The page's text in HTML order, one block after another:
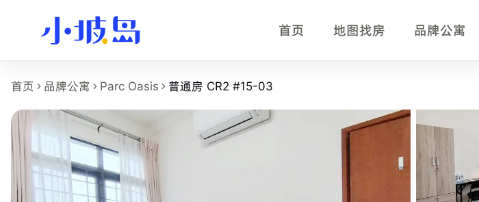
首页 地图找房 品牌公寓
普通房 CR2 #15-03 房型页事实摘要
这个页面展示Parc Oasis的普通房 CR2 #15-03房型，适合正在比较新加坡单间、公寓房型、
房型名称：普通房 CR2 #15-03。
所在物业：Parc Oasis。
运营品牌：Bespoke Habitat 共居。
所在区域：Jurong East。
附近地铁：Chinese Garden (EW25)，步行约 2 分钟。
首页 品牌公寓 Parc Oasis 普通房 CR2 #15-03